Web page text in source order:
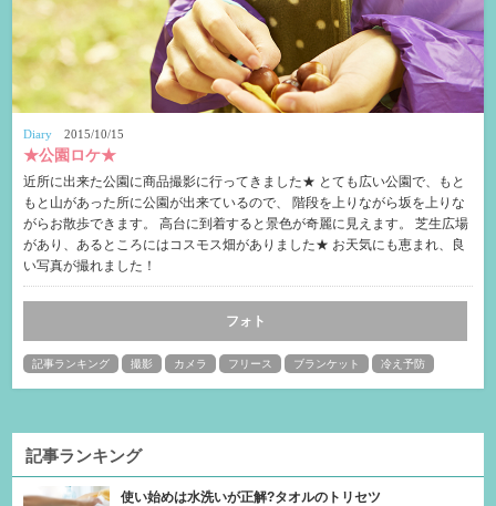
Diary 2015/10/15
★公園ロケ★
近所に出来た公園に商品撮影に行ってきました★ とても広い公園で、もと
もと山があった所に公園が出来ているので、 階段を上りながら坂を上りな
がらお散歩できます。 高台に到着すると景色が奇麗に見えます。 芝生広場
があり、あるところにはコスモス畑がありました★ お天気にも恵まれ、良
い写真が撮れました！
フォト
記事ランキング 撮影 カメラ フリース ブランケット 冷え予防
記事ランキング
使い始めは水洗いが正解?タオルのトリセツ